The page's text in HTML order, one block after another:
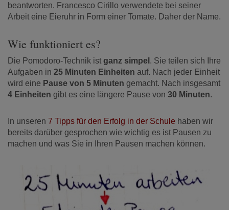
beantworten. Francesco Cirillo verwendete bei seiner
Arbeit eine Eieruhr in Form einer Tomate. Daher der Name.
Wie funktioniert es?
Die Pomodoro-Technik ist ganz simpel . Sie teilen sich Ihre
Aufgaben in 25 Minuten Einheiten auf. Nach jeder Einheit
wird eine Pause von 5 Minuten gemacht. Nach insgesamt
4 Einheiten gibt es eine längere Pause von 30 Minuten.
In unseren 7 Tipps für den Erfolg in der Schule haben wir
bereits darüber gesprochen wie wichtig es ist Pausen zu
machen und was Sie in Ihren Pausen machen können.